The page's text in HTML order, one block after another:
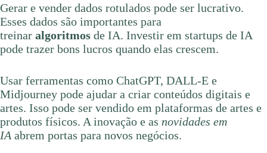
Gerar e vender dados rotulados pode ser lucrativo.
Esses dados são importantes para
treinar algoritmos de IA. Investir em startups de IA
pode trazer bons lucros quando elas crescem.
Usar ferramentas como ChatGPT, DALL-E e
Midjourney pode ajudar a criar conteúdos digitais e
artes. Isso pode ser vendido em plataformas de artes e
produtos físicos. A inovação e as novidades em
IA abrem portas para novos negócios.